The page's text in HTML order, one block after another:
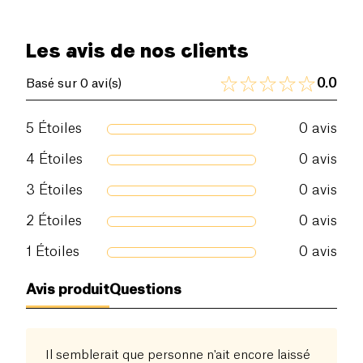
Les avis de nos clients
Basé sur 0 avi(s) 0.0
5 Étoiles 0 avis
4 Étoiles 0 avis
3 Étoiles 0 avis
2 Étoiles 0 avis
1 Étoiles 0 avis
Avis produitQuestions
Il semblerait que personne n'ait encore laissé